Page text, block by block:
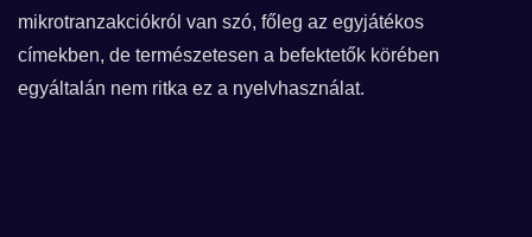
mikrotranzakciókról van szó, főleg az egyjátékos
címekben, de természetesen a befektetők körében
egyáltalán nem ritka ez a nyelvhasználat.